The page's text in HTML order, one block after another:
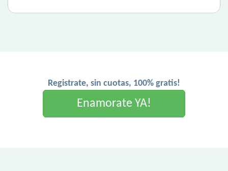
Registrate, sin cuotas, 100% gratis!
Enamorate YA!